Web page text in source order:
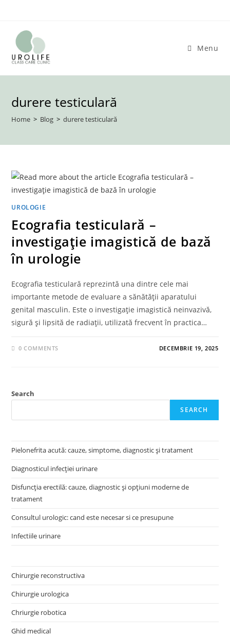
content
Menu
durere testiculară
Home > Blog > durere testiculară
UROLOGIE
Ecografia testiculară –
investigație imagistică de bază
în urologie
Ecografia testiculară reprezintă una dintre cele mai
importante metode de evaluare a sănătății aparatului
genital masculin. Este o investigație imagistică neinvazivă,
sigură și lipsită de radiații, utilizată frecvent în practica…
0 COMMENTS DECEMBRIE 19, 2025
Search
SEARCH
Pielonefrita acută: cauze, simptome, diagnostic și tratament
Diagnosticul infecției urinare
Disfuncția erectilă: cauze, diagnostic și opțiuni moderne de
tratament
Consultul urologic: cand este necesar si ce presupune
Infectiile urinare
Chirurgie reconstructiva
Chirurgie urologica
Chriurgie robotica
Ghid medical